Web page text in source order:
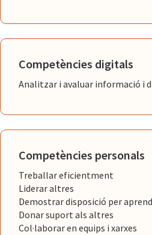
Competències digitals
Analitzar i avaluar informació i
Competències personals
Treballar eficientment
Liderar altres
Demostrar disposició per
Donar suport als altres
Col·laborar en equips i xarxes